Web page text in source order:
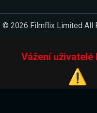
© 2026 Filmflix Limited All
Vážení uživatelé
⚠️